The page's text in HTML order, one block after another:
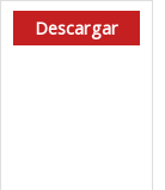
Descargar